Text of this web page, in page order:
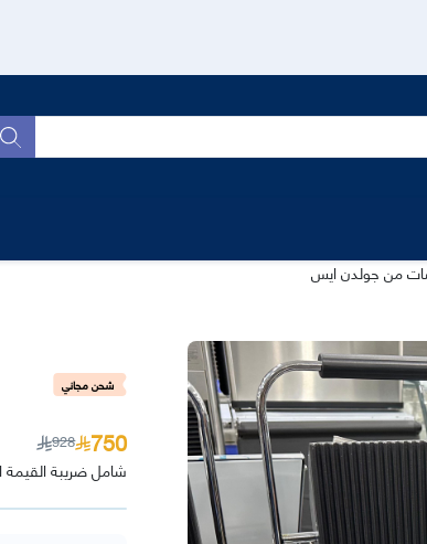
من جولدن ايس
شحن مجاني
750
928
شامل ضريبة القيمة